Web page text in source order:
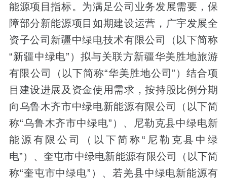
能源项目指标。为满足公司业务发展需要，保
障部分新能源项目如期建设运营，广宇发展全
资子公司新疆中绿电技术有限公司（以下简称
“新疆中绿电”）拟与关联方新疆华美胜地旅游
有限公司（以下简称“华美胜地公司”）结合项
目建设进展及资金使用需求，按持股比例分期
向乌鲁木齐市中绿电新能源有限公司（以下简
称“乌鲁木齐市中绿电”）、尼勒克县中绿电新
能源有限公司（以下简称“尼勒克县中绿
电”）、奎屯市中绿电新能源有限公司（以下简
称“奎屯市中绿电”）、若羌县中绿电新能源有